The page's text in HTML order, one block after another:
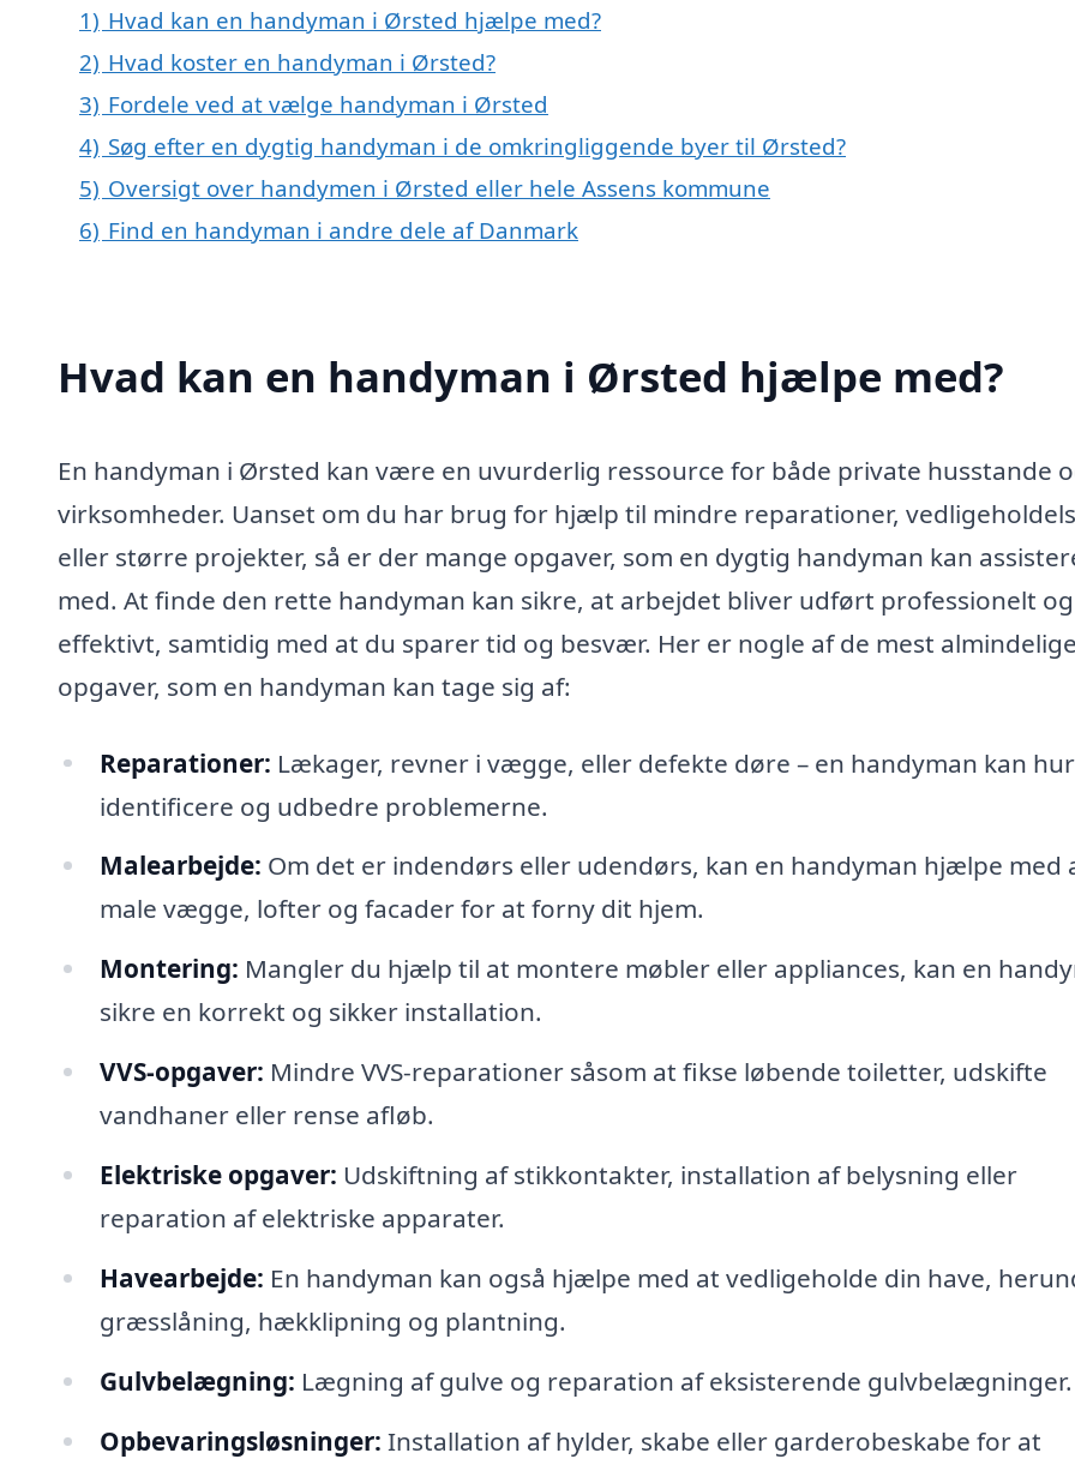
1) Hvad kan en handyman i Ørsted hjælpe med?
2) Hvad koster en handyman i Ørsted?
3) Fordele ved at vælge handyman i Ørsted
4) Søg efter en dygtig handyman i de omkringliggende byer til Ørsted?
5) Oversigt over handymen i Ørsted eller hele Assens kommune
6) Find en handyman i andre dele af Danmark
Hvad kan en handyman i Ørsted hjælpe med?
En handyman i Ørsted kan være en uvurderlig ressource for både private husstande
virksomheder. Uanset om du har brug for hjælp til mindre reparationer,
eller større projekter, så er der mange opgaver, som en dygtig handyman kan
med. At finde den rette handyman kan sikre, at arbejdet bliver udført professionelt og
effektivt, samtidig med at du sparer tid og besvær. Her er nogle af de mest almindelige
opgaver, som en handyman kan tage sig af:
Reparationer: Lækager, revner i vægge, eller defekte døre – en handyman kan
identificere og udbedre problemerne.
Malearbejde: Om det er indendørs eller udendørs, kan en handyman hjælpe med
male vægge, lofter og facader for at forny dit hjem.
Montering: Mangler du hjælp til at montere møbler eller appliances, kan en
sikre en korrekt og sikker installation.
VVS-opgaver: Mindre VVS-reparationer såsom at fikse løbende toiletter, udskifte
vandhaner eller rense afløb.
Elektriske opgaver: Udskiftning af stikkontakter, installation af belysning eller
reparation af elektriske apparater.
Havearbejde: En handyman kan også hjælpe med at vedligeholde din have,
græsslåning, hækklipning og plantning.
Gulvbelægning: Lægning af gulve og reparation af eksisterende gulvbelægninger.
Opbevaringsløsninger: Installation af hylder, skabe eller garderobeskabe for at